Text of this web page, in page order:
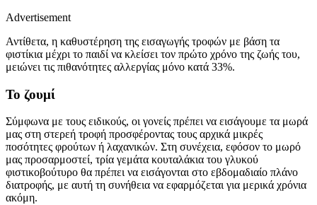
Advertisement
Αντίθετα, η καθυστέρηση της εισαγωγής τροφών με βάση τα
φιστίκια μέχρι το παιδί να κλείσει τον πρώτο χρόνο της ζωής του,
μειώνει τις πιθανότητες αλλεργίας μόνο κατά 33%.
Το ζουμί
Σύμφωνα με τους ειδικούς, οι γονείς πρέπει να εισάγουμε τα μωρά
μας στη στερεή τροφή προσφέροντας τους αρχικά μικρές
ποσότητες φρούτων ή λαχανικών. Στη συνέχεια, εφόσον το μωρό
μας προσαρμοστεί, τρία γεμάτα κουταλάκια του γλυκού
φιστικοβούτυρο θα πρέπει να εισάγονται στο εβδομαδιαίο πλάνο
διατροφής, με αυτή τη συνήθεια να εφαρμόζεται για μερικά χρόνια
ακόμη.